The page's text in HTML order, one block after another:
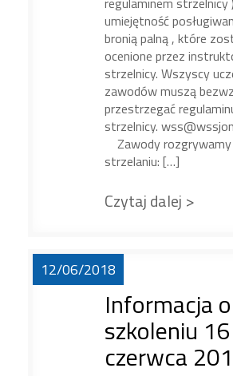
umiejętność
bronią palną , które
ocenione przez
strzelnicy. Wszyscy
zawodów muszą
przestrzegać
strzelnicy.
Zawody
strzelaniu: […]
Czytaj dalej >
12/06/2018
Informacja o
szkoleniu 16
czerwca